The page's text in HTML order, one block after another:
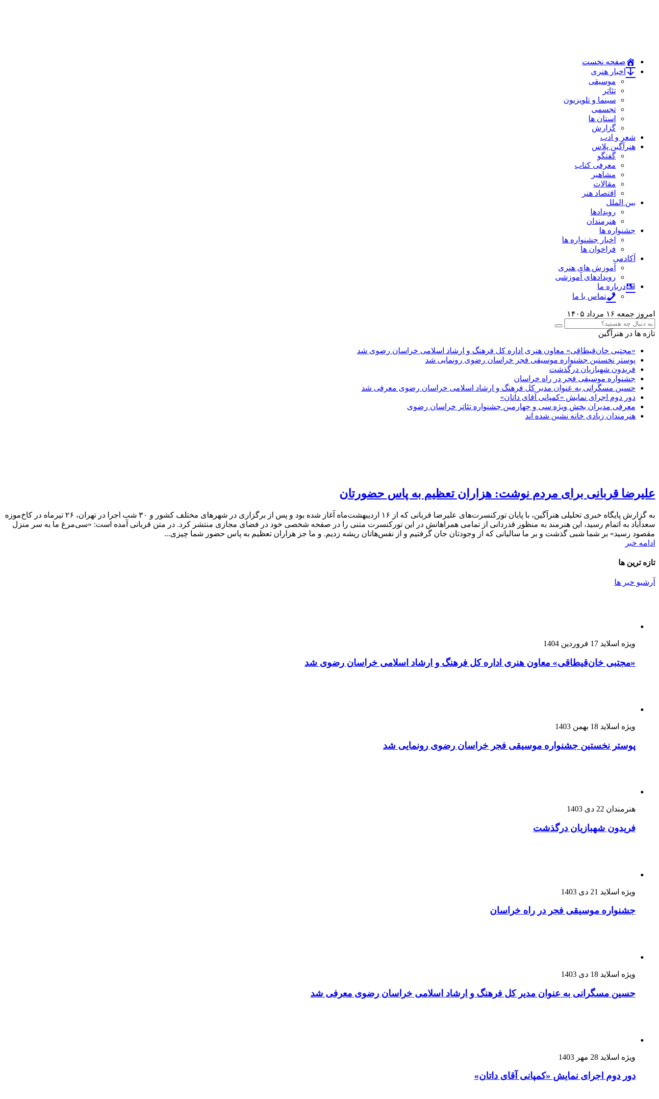
صفحه نخست
اخبار هنری
موسیقی
تئاتر
سینما و تلویزیون
تجسمی
استان ها
گزارش
شعر و ادب
هنرآگین پلاس
گفتگو
معرفی کتاب
مشاهیر
مقالات
اقتصاد هنر
بین الملل
رویدادها
هنرمندان
جشنواره ها
اخبار جشنواره ها
فراخوان ها
آکادمی
آموزش های هنری
رویدادهای آموزشی
درباره ما
تماس با ما
امروز جمعه ۱۶ مرداد ۱۴۰۵
تازه ها در هنرآگین
«مجتبی خان‌قیطاقی» معاون هنری اداره کل فرهنگ و ارشاد اسلامی خراسان رضوی شد
پوستر نخستین جشنواره موسیقی فجر خراسان رضوی رونمایی شد
فریدون شهبازیان درگذشت
جشنواره موسیقی فجر در راه خراسان
حسین مسگرانی به عنوان مدیر کل فرهنگ و ارشاد اسلامی خراسان رضوی معرفی شد
دور دوم اجرای نمایش «کمپانی آقای داتان»
معرفی مدیران بخش ویژه سی و چهارمین جشنواره تئاتر خراسان رضوی
هنرمندان زیادی خانه نشین شده اند
علیرضا قربانی برای مردم نوشت: هزاران تعظیم به پاس حضورتان
به گزارش پایگاه خبری تحلیلی هنرآگین، با پایان تورکنسرت‌های علیرضا قربانی که از ۱۶ اردیبهشت‌ماه آغاز شده بود و پس از برگزاری در شهرهای مختلف کشور و ۳۰ شب اجرا در تهران، ۲۶ تیرماه در کاخ‌موزه
سعدآباد به اتمام رسید، این هنرمند به منظور قدردانی از تمامی همراهانش در این تورکنسرت متنی را در صفحه شخصی خود در فضای مجازی منتشر کرد. در متن قربانی آمده است: «سی‌مرغ ما به سر منزل
مقصود رسید» بر شما شبی گذشت و بر ما سالیانی که از وجودتان جان گرفتیم و از نفس‌هاتان ریشه زدیم. و ما جز هزاران تعظیم به پاس حضور شما چیزی...
ادامه خبر
تازه ترین ها
آرشیو خبر ها
ویژه اسلاید 17 فروردین 1404
«مجتبی خان‌قیطاقی» معاون هنری اداره کل فرهنگ و ارشاد اسلامی خراسان رضوی شد
ویژه اسلاید 18 بهمن 1403
پوستر نخستین جشنواره موسیقی فجر خراسان رضوی رونمایی شد
هنرمندان 22 دی 1403
فریدون شهبازیان درگذشت
ویژه اسلاید 21 دی 1403
جشنواره موسیقی فجر در راه خراسان
ویژه اسلاید 18 دی 1403
حسین مسگرانی به عنوان مدیر کل فرهنگ و ارشاد اسلامی خراسان رضوی معرفی شد
ویژه اسلاید 28 مهر 1403
دور دوم اجرای نمایش «کمپانی آقای داتان»